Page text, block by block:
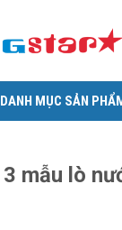
DANH MỤC SẢN
3 mẫu lò